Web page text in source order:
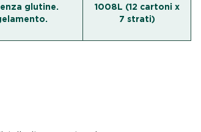
glutine.
1008L (12 cartoni x
7 strati)